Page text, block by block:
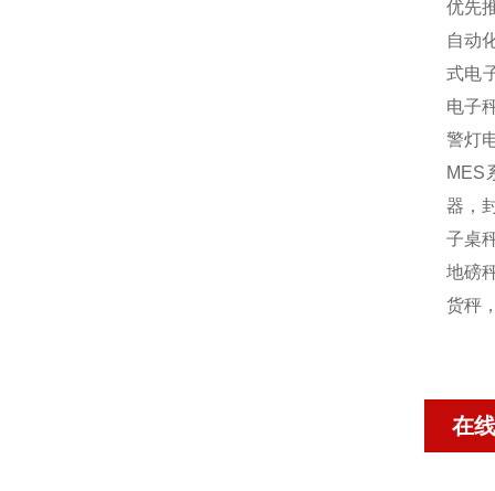
优先
自动
式电
电子
警灯
MES
器，
子桌
地磅
货秤
在